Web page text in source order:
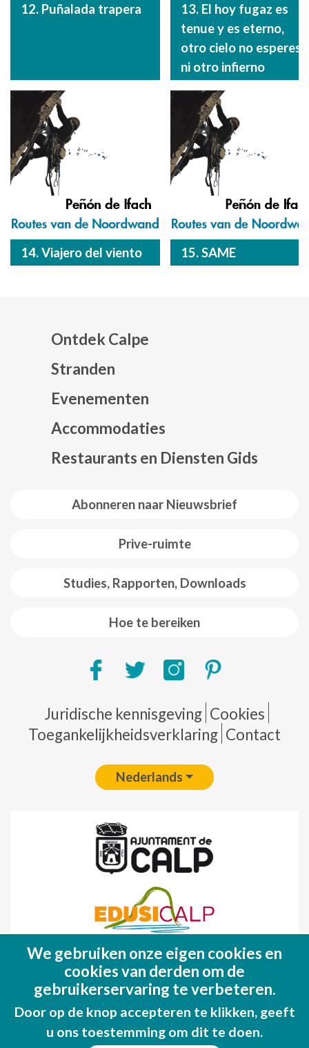
12. Puñalada trapera
13. El hoy fugaz es
tenue y es eterno,
otro cielo no esperes
ni otro infierno
14. Viajero del viento 15. SAME
Abonneren naar Nieuwsbrief
Prive-ruimte
Studies, Rapporten, Downloads
Hoe te bereiken
Ontdek Calpe
Stranden
Evenementen
Accommodaties
Restaurants en Diensten Gids
Pie de página
Juridische kennisgeving Cookies
Toegankelijkheidsverklaring Contact
Nederlands
Fondo Europeo de Desarrollo Regional
(FEDER)
Una manera de hacer EUROPA
We gebruiken onze eigen cookies en
cookies van derden om de
gebruikerservaring te verbeteren.
Door op de knop accepteren te klikken, geeft
u ons toestemming om dit te doen.